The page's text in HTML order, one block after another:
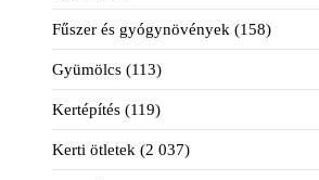
Fűszer és gyógynövények (158)
Gyümölcs (113)
Kertépítés (119)
Kerti ötletek (2 037)